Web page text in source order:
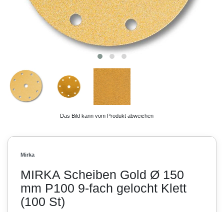
Das Bild kann vom Produkt abweichen
Mirka
MIRKA Scheiben Gold Ø 150
mm P100 9-fach gelocht Klett
(100 St)